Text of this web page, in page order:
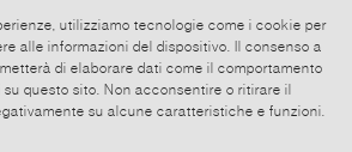
utilizziamo tecnologie come i cookie per
alle informazioni del dispositivo. Il consenso a
di elaborare dati come il comportamento
questo sito. Non acconsentire o ritirare il
su alcune caratteristiche e funzioni.